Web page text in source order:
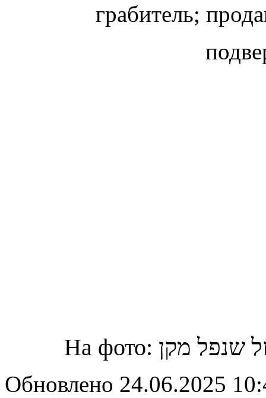
грабитель;
Обновлено 24.06.2025